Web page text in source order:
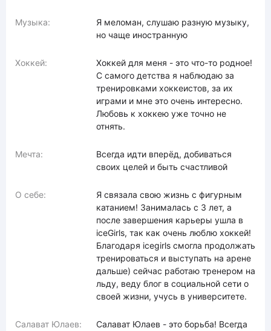
Музыка:
Я меломан, слушаю разную музыку,
но чаще иностранную
Хоккей:
Хоккей для меня - это что-то родное!
С самого детства я наблюдаю за
тренировками хоккеистов, за их
играми и мне это очень интересно.
Любовь к хоккею уже точно не
отнять.
Мечта:
Всегда идти вперёд, добиваться
своих целей и быть счастливой
О себе:
Я связала свою жизнь с фигурным
катанием! Занималась с 3 лет, а
после завершения карьеры ушла в
iceGirls, так как очень люблю хоккей!
Благодаря icegirls смогла продолжать
тренироваться и выступать на арене
дальше) сейчас работаю тренером на
льду, веду блог в социальной сети о
своей жизни, учусь в университете.
Салават Юлаев:
Салават Юлаев - это борьба! Всегда